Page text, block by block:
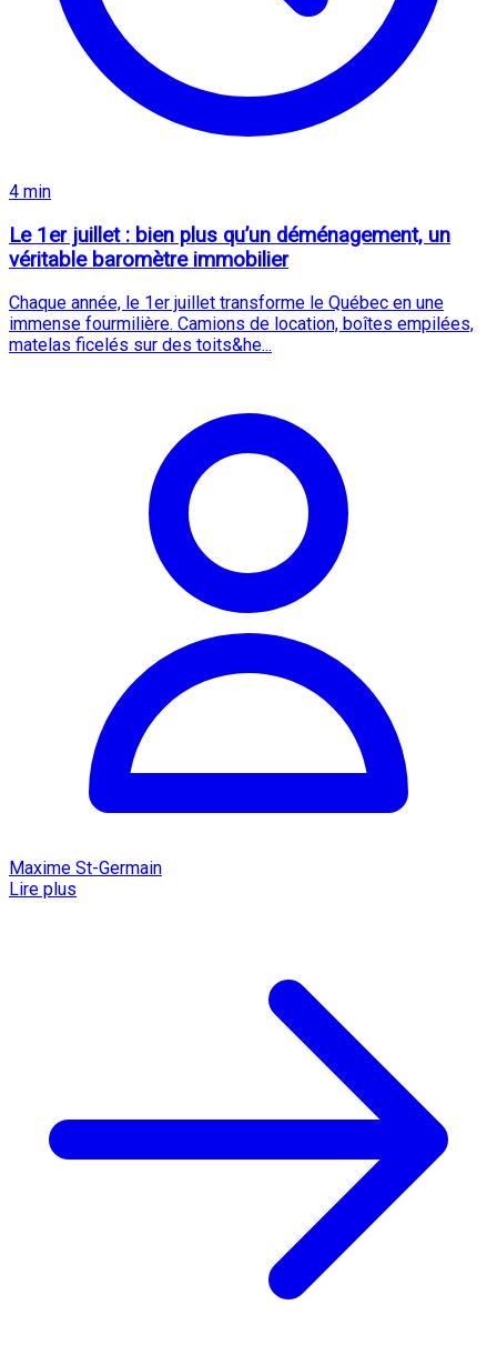
4 min
Le 1er juillet : bien plus qu’un déménagement, un
véritable baromètre immobilier
Chaque année, le 1er juillet transforme le Québec en une
immense fourmilière. Camions de location, boîtes empilées,
matelas ficelés sur des toits&he...
Maxime St-Germain
Lire plus